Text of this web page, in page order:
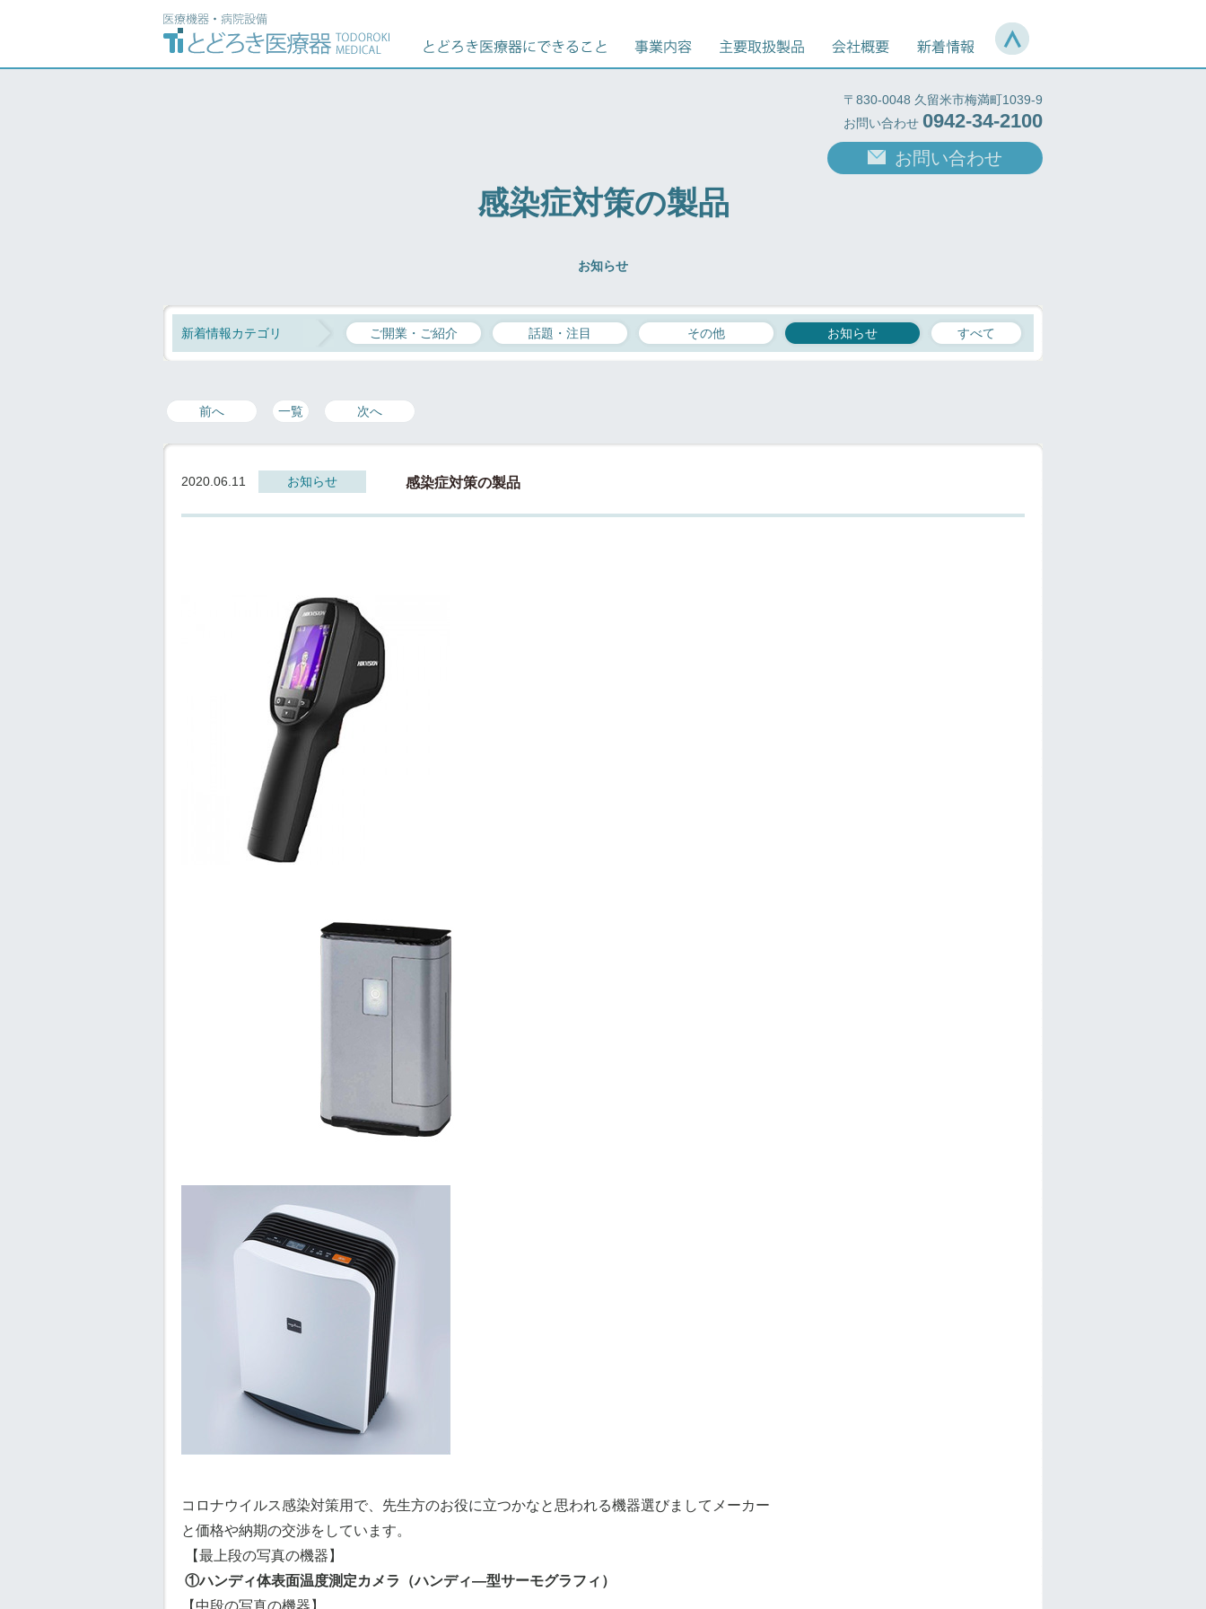
〒830-0048 久留米市梅満町1039-9
お問い合わせ 0942-34-2100
お問い合わせ
感染症対策の製品
お知らせ
新着情報カテゴリ ご開業・ご紹介 話題・注目 その他 お知らせ すべて
前へ 一覧 次へ
2020.06.11 お知らせ 感染症対策の製品
コロナウイルス感染対策用で、先生方のお役に立つかなと思われる機器選びましてメーカー
と価格や納期の交渉をしています。
【最上段の写真の機器】
①ハンディ体表面温度測定カメラ（ハンディ―型サーモグラフィ）
【中段の写真の機器】